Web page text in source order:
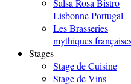
Salsa Rosa Bistro
Lisbonne Portugal
Les Brasseries
mythiques
Stages
Stage de Cuisine
Stage de Vins